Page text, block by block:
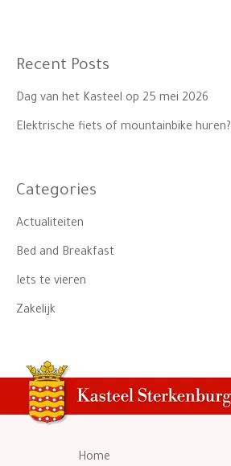
Recent Posts
Dag van het Kasteel op 25 mei 2026
Elektrische fiets of mountainbike huren?
Categories
Actualiteiten
Bed and Breakfast
Iets te vieren
Zakelijk
Home